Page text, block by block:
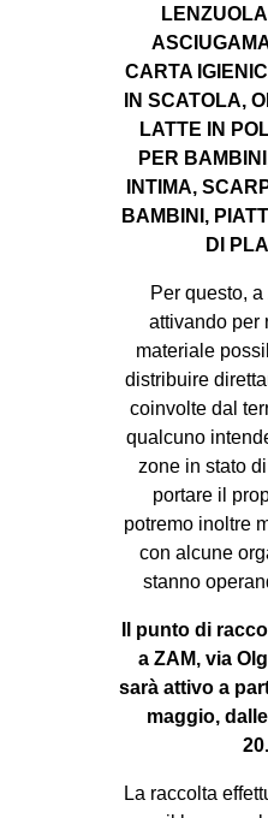
CARTA
IN SCATOLA,
LATTE IN
PER
INTIMA,
BAMBINI,
DI
Per questo,
attivando per
materiale
distribuire
coinvolte dal
qualcuno
zone in stato
portare il
potremo inoltre
con alcune
stanno
Il punto di
a ZAM, via
sarà attivo a
maggio,
La raccolta